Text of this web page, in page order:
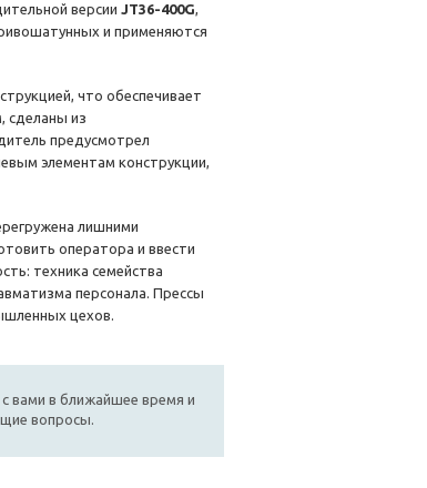
версии JT36-400G,
и применяются
что обеспечивает
сделаны из
предусмотрел
элементам конструкции,
лишними
оператора и ввести
техника семейства
персонала. Прессы
цехов.
вами в ближайшее время и
вопросы.